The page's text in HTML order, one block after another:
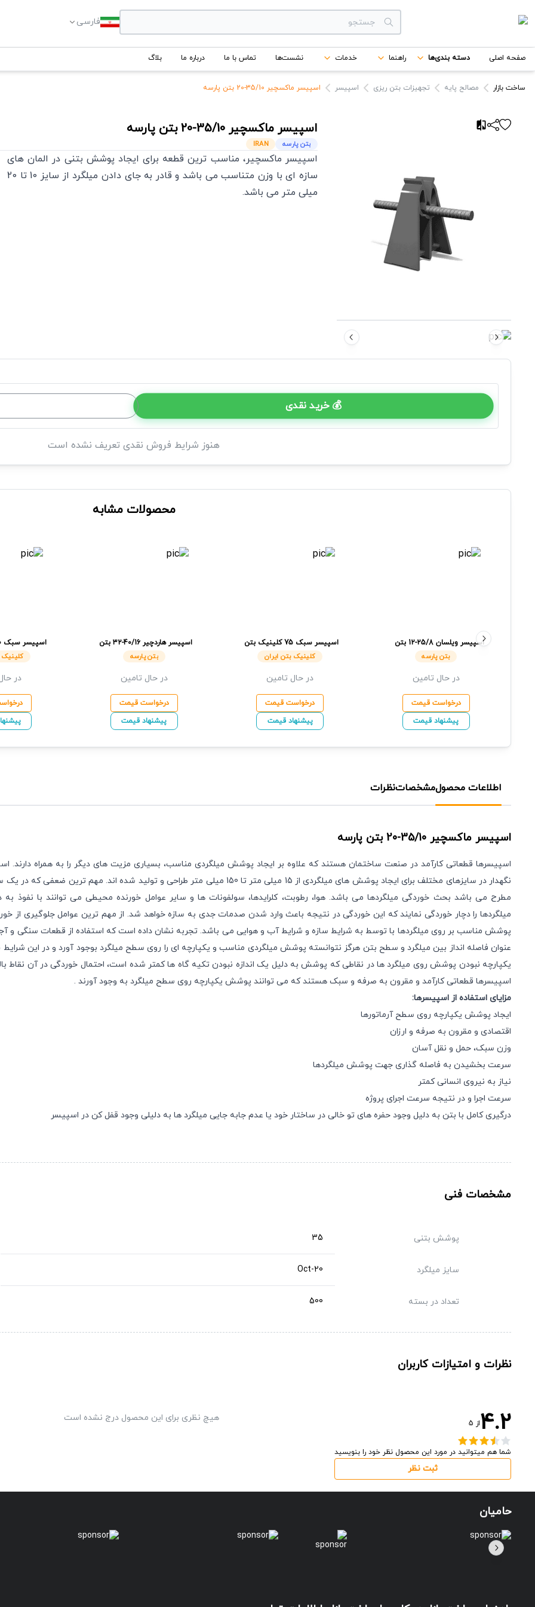
دسته بندی‌ها
برندها
فارسی
صفحه اصلی دسته بندی‌ها راهنما خدمات نشست‌ها تماس با ما درباره ما بلاگ
ساخت بازار مصالح پایه تجهیزات بتن ریزی اسپیسر اسپیسر ماکسچیر 35/10-20 بتن پارسه
اسپیسر ماکسچیر 35/10-20 بتن پارسه
بتن پارسه IRAN
اسپیسر ماکسچیر، مناسب ترین قطعه برای ایجاد پوشش بتنی در المان های
سازه ای با وزن متناسب می باشد و قادر به جای دادن میلگرد از سایز 10 تا 20
میلی متر می باشد.
💰 خرید نقدی
هنوز شرایط فروش نقدی تعریف نشده است
محصولات مشابه
اسپیسر ویلسان 25/8-12
بتن
بتن پارسه
در حال تامین
درخواست قیمت
پیشنهاد قیمت
اسپیسر سبک 75 کلینیک بتن
کلینیک بتن ایران
در حال تامین
درخواست قیمت
پیشنهاد قیمت
اسپیسر هاردچیر 40/16-32
بتن
بتن پارسه
در حال تامین
درخواست قیمت
پیشنهاد قیمت
اسپیسر سبک
کلینیک
در
اطلاعات محصولمشخصاتنظرات
اسپیسر ماکسچیر 35/10-20 بتن پارسه
اسپیسرها قطعاتی کارآمد در صنعت ساختمان هستند که علاوه بر ایجاد پوشش میلگردی مناسب، بسیاری مزیت های دیگر را به همراه دارند.
نگهدار در سایزهای مختلف برای ایجاد پوشش های میلگردی از 15 میلی متر تا 150 میلی متر طراحی و تولید شده اند. مهم
مطرح می باشد بحث خوردگی میلگردها می باشد. هوا، رطوبت، کلرایدها، سولفونات ها و سایر عوامل خورنده محیطی می توانند با نفوذ
میلگردها را دچار خوردگی نمایند که این خوردگی در نتیجه باعث وارد شدن صدمات جدی به سازه خواهد شد. از مهم ترین عوامل جلوگیری از
پوشش مناسب بر روی میلگردها با توسط به شرایط سازه و شرایط آب و هوایی می باشد. تجربه نشان داده است که استفاده از قطعات سنگی و
عنوان فاصله انداز بین میلگرد و سطح بتن هرگز نتوانسته پوشش میلگردی مناسب و یکپارچه ای را روی سطح میلگرد بوجود آورد و در این شرایط
یکپارچه نبودن پوشش روی میلگرد ها در نقاطی که پوشش به دلیل یک اندازه نبودن تکیه گاه ها کمتر شده است،‌ احتمال خوردگی در آن نقاط
اسپیسرها قطعاتی کارآمد و مقرون به صرفه و سبک هستند که می توانند پوشش یکپارچه روی سطح میلگرد به وجود آورند .
مزایای استفاده از اسپیسرها:
ایجاد پوشش یکپارچه روی سطح آرماتورها
اقتصادی و مقرون به صرفه و ارزان
وزن سبک،‌ حمل و نقل آسان
سرعت بخشیدن به فاصله گذاری جهت پوشش میلگردها
نیاز به نیروی انسانی کمتر
سرعت اجرا و در نتیجه سرعت اجرای پروژه
درگیری کامل با بتن به دلیل وجود حفره های تو خالی در ساختار خود یا عدم جابه جایی میلگرد ها به دلیلی وجود قفل کن در اسپیسر
مشخصات فنی
پوشش بتنی 35
سایز میلگرد 20-Oct
تعداد در بسته 500
نظرات و امتیازات کاربران
4.2از
شما هم میتوانید در مورد این محصول نظر خود را بنویسید
ثبت نظر
هیچ نظری برای این محصول درج نشده است
حامیان